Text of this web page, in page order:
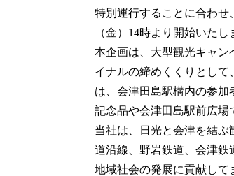
特別運行することに合わせ
（金）14時より開始いた
本企画は、大型観光キャン
イナルの締めくくりとして
は、会津田島駅構内の参
記念品や会津田島駅前広場
当社は、日光と会津を結
道沿線、野岩鉄道、会津鉄
地域社会の発展に貢献して